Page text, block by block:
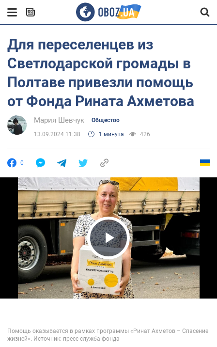
Для переселенцев из
Светлодарской громады в
Полтаве привезли помощь
от Фонда Рината Ахметова
Мария Шевчук Общество
13.09.2024 11:38 1 минута 426
0
Play Video